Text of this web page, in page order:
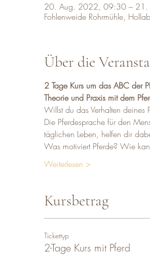
20. Aug. 2022, 09:30 –
Fohlenweide Rohrmühle,
Über die
2 Tage Kurs um das ABC der
Theorie und Praxis mit dem
Willst du das Verhalten deines
Die Pferdesprache für den
täglichen Leben, helfen dir
Was motiviert Pferde? Wie
Weiterlesen >
Kursbetrag
Tickettyp
2-Tage Kurs mit Pferd